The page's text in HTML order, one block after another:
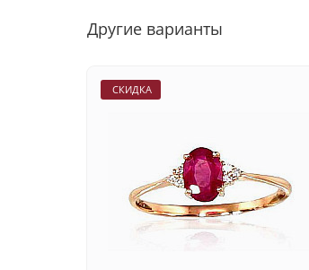
Другие варианты
СКИДКА